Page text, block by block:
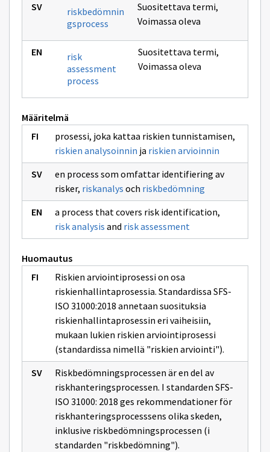
riskbedömnin
gsprocess
Suositettava termi,
Voimassa oleva
risk
assessment
process
Suositettava termi,
Voimassa oleva
Määritelmä
prosessi, joka kattaa riskien tunnistamisen,
riskien analysoinnin ja riskien arvioinnin
en process som omfattar identifiering av
risker, riskanalys och riskbedömning
a process that covers risk identification,
risk analysis and risk assessment
Huomautus
Riskien arviointiprosessi on osa
riskienhallintaprosessia. Standardissa SFS-
ISO 31000:2018 annetaan suosituksia
riskienhallintaprosessin eri vaiheisiin,
mukaan lukien riskien arviointiprosessi
(standardissa nimellä "riskien arviointi").
Riskbedömningsprocessen är en del av
riskhanteringsprocessen. I standarden SFS-
ISO 31000: 2018 ges rekommendationer för
riskhanteringsprocesssens olika skeden,
inklusive riskbedömningsprocessen (i
standarden "riskbedömning").